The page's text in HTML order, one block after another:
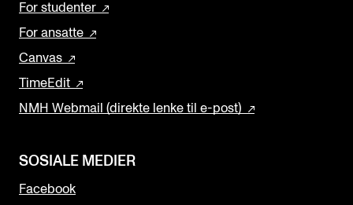
For studenter
For ansatte
Canvas
TimeEdit
NMH Webmail (direkte lenke til e-post)
SOSIALE MEDIER
Facebook